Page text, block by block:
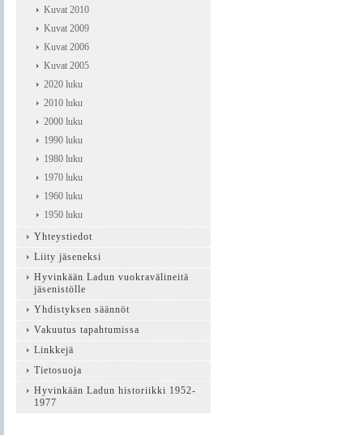
Kuvat 2010
Kuvat 2009
Kuvat 2006
Kuvat 2005
2020 luku
2010 luku
2000 luku
1990 luku
1980 luku
1970 luku
1960 luku
1950 luku
Yhteystiedot
Liity jäseneksi
Hyvinkään Ladun vuokravälineitä
jäsenistölle
Yhdistyksen säännöt
Vakuutus tapahtumissa
Linkkejä
Tietosuoja
Hyvinkään Ladun historiikki 1952-
1977